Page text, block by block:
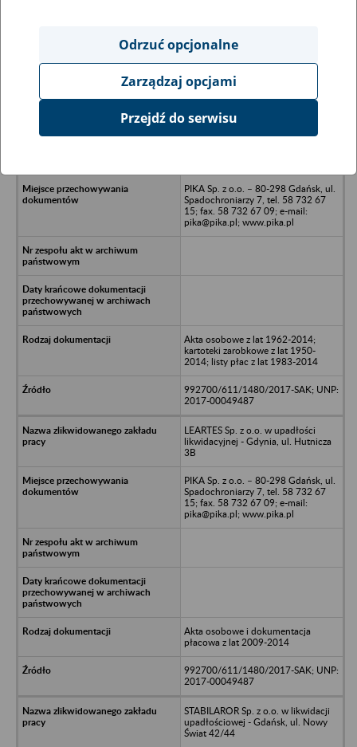
Ukryj wszystkie pozycje bazy
Rolnicza Spółdzielnia Produkcyjna
PIKA Sp. z o.o. – 80-298 Gdańsk, ul.
Spadochroniarzy 7, tel. 58 732 67
15; fax. 58 732 67 09; e-mail:
pika@pika.pl; www.pika.pl
Akta osobowe z lat 1962-2014;
kartoteki zarobkowe z lat 1950-
2014; listy płac z lat 1983-2014
992700/611/1480/2017-SAK; UNP:
2017-00049487
LEARTES Sp. z o.o. w upadłości
likwidacyjnej - Gdynia, ul. Hutnicza
3B
PIKA Sp. z o.o. – 80-298 Gdańsk, ul.
Spadochroniarzy 7, tel. 58 732 67
15; fax. 58 732 67 09; e-mail:
pika@pika.pl; www.pika.pl
Akta osobowe i dokumentacja
płacowa z lat 2009-2014
992700/611/1480/2017-SAK; UNP:
2017-00049487
STABILAROR Sp. z o.o. w likwidacji
upadłościowej - Gdańsk, ul. Nowy
Świat 42/44
Odrzuć opcjonalne
Zarządzaj opcjami
Przejdź do serwisu